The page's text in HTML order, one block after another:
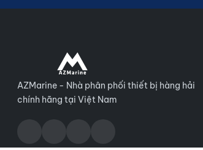
AZMarine - Nhà phân phối thiết bị hàng hải
chính hãng tại Việt Nam